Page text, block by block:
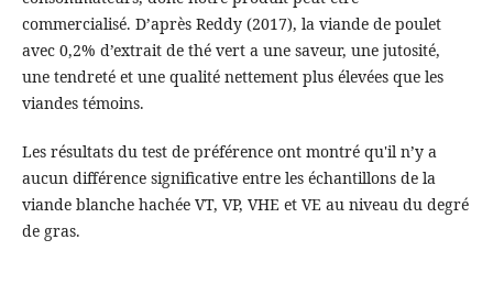
commercialisé. D’après Reddy (2017), la viande de poulet
avec 0,2% d’extrait de thé vert a une saveur, une jutosité,
une tendreté et une qualité nettement plus élevées que les
viandes témoins.
Les résultats du test de préférence ont montré qu'il n’y a
aucun différence significative entre les échantillons de la
viande blanche hachée VT, VP, VHE et VE au niveau du degré
de gras.